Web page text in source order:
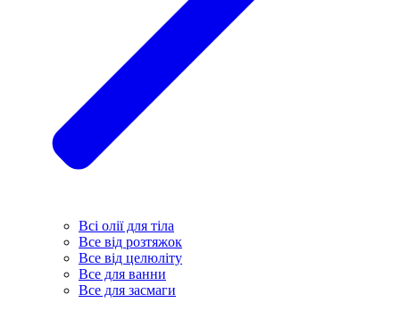
Всі олії для тіла
Все від розтяжок
Все від целюліту
Все для ванни
Все для засмаги